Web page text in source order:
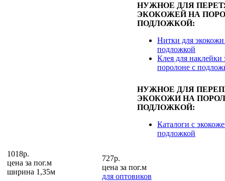
НУЖНОЕ ДЛЯ
ЭКОКОЖЕЙ НА
ПОДЛОЖКОЙ:
Нитки для
подложкой
Клея для наклейки
поролоне с
НУЖНОЕ ДЛЯ
ЭКОКОЖИ НА
ПОДЛОЖКОЙ:
Каталоги с
подложкой
1018р.
цена за пог.м
ширина 1,35м
727р.
цена за пог.м
для оптовиков